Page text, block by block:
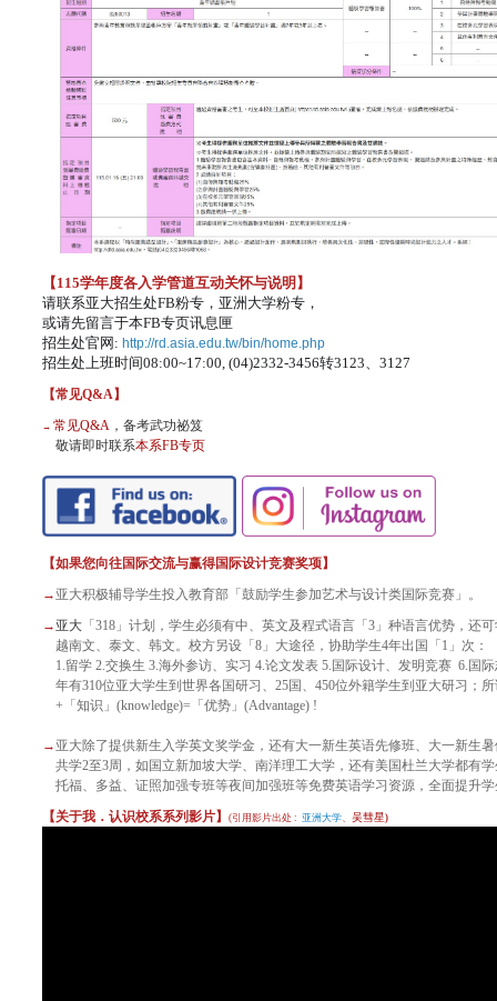
【115学年度各入学管道互动关怀与说明 】
请联系亚大招生处FB粉专 ， 亚洲大学粉专 ，
或请先留言于本FB专页讯息匣
招生处官网: http://rd.asia.edu.tw/bin/home.php
招生处上班时间08:00~17:00, (04)2332-3456转3123、3127
【常见Q&A】
→ 常见Q&A ，备考武功祕笈
敬请即时联系本系FB专页
【如果您向往国际交流与赢得国际设计竞赛奖项】
→ 亚大积极辅导学生投 入 教育部「鼓励学生参加艺术与设计类国际竞赛」。
→ 亚大 「318」计划，学生必须有中、英文及程式语言「3」种语言优势，还
越南文、泰文、韩文。校方另设「8」大途径，协助学生4年出国「1」次：
1.留学 2.交换生 3.海外参访、实习 4.论文发表 5.国际设计、发明竞赛 6.国
年有310位亚大学生到世界各国研习、25国、450位外籍学生到亚大研习；
+「知识」(knowledge)=「优势」(Advantage) !
→ 亚大除了提供新生入学英文奖学金，还有大一新生英语先修班、大一新生
共学2至3周，如国立新加坡大学、南洋理工大学，还有美国杜兰大学都有
托福、多益、证照加强专班等夜间加强班等免费英语学习资源，全面提升
【关于我．认识校系系列影片】 (引用影片出处 : 亚洲大学 吴彗星)